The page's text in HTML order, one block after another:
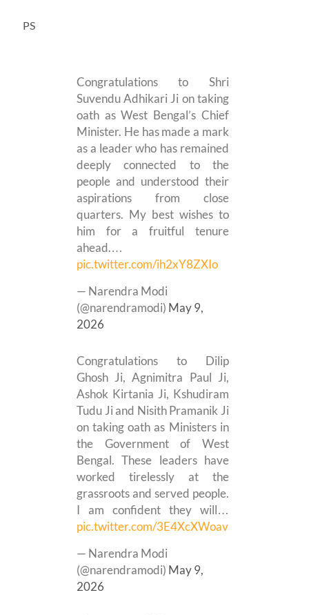
PS
Congratulations to Shri
Suvendu Adhikari Ji on taking
oath as West Bengal’s Chief
Minister. He has made a mark
as a leader who has remained
deeply connected to the
people and understood their
aspirations from close
quarters. My best wishes to
him for a fruitful tenure
ahead.…
pic.twitter.com/ih2xY8ZXIo
— Narendra Modi
(@narendramodi) May 9,
2026
Congratulations to Dilip
Ghosh Ji, Agnimitra Paul Ji,
Ashok Kirtania Ji, Kshudiram
Tudu Ji and Nisith Pramanik Ji
on taking oath as Ministers in
the Government of West
Bengal. These leaders have
worked tirelessly at the
grassroots and served people.
I am confident they will…
pic.twitter.com/3E4XcXWoav
— Narendra Modi
(@narendramodi) May 9,
2026